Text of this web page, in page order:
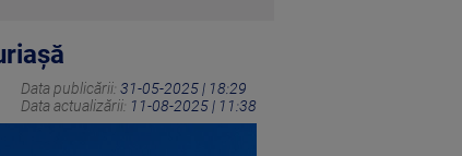
Data publicării: 31-05-2025 | 18:29
Data actualizării: 11-08-2025 | 11:38